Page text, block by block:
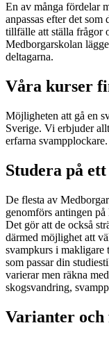
En av många fördelar
anpassas efter det
tillfälle att ställa frågor
Medborgarskolan
deltagarna.
Våra kurser
Möjligheten att gå en
Sverige. Vi erbjuder
erfarna svampplockare.
Studera på
De flesta av
genomförs antingen på
Det gör att de också
därmed möjlighet att
svampkurs i makligare
som passar din
varierar men räkna
skogsvandring,
Varianter